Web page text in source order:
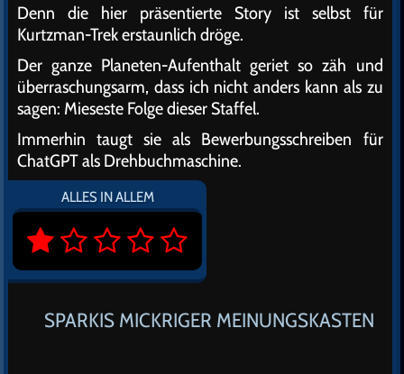
Denn die hier präsentierte Story ist selbst für
Kurtzman-Trek erstaunlich dröge.
Der ganze Planeten-Aufenthalt geriet so zäh und
überraschungsarm, dass ich nicht anders kann als zu
sagen: Mieseste Folge dieser Staffel.
Immerhin taugt sie als Bewerbungsschreiben für
ChatGPT als Drehbuchmaschine.
ALLES IN ALLEM
SPARKIS MICKRIGER MEINUNGSKASTEN